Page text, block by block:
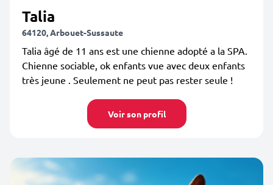
Talia
64120, Arbouet-Sussaute
Talia âgé de 11 ans est une chienne adopté a la SPA.
Chienne sociable, ok enfants vue avec deux enfants
très jeune . Seulement ne peut pas rester seule !
Voir son profil